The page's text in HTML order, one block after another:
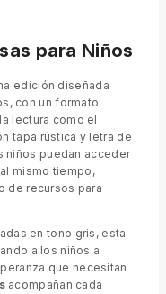
para Niños
edición diseñada
con un formato
lectura como el
tapa rústica y letra de
niños puedan acceder
mismo tiempo,
de recursos para
en tono gris, esta
a los niños a
que necesitan
acompañan cada